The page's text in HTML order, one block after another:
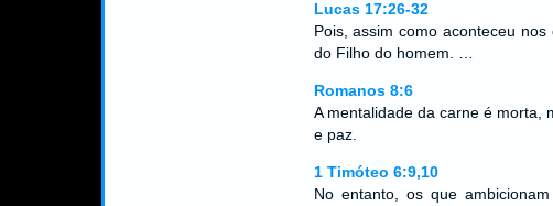
Lucas 17:26-32
Pois, assim como aconteceu
do Filho do homem. …
Romanos 8:6
A mentalidade da carne é morta,
e paz.
1 Timóteo 6:9,10
No entanto, os que